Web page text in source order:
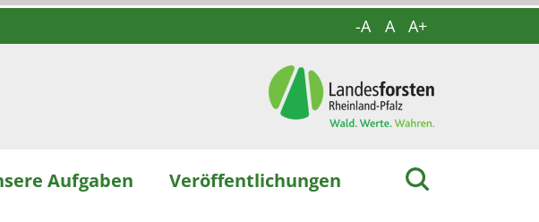
-A A A+
Aufgaben Veröffentlichungen